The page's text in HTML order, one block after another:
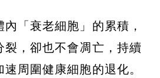
「衰老細胞」的累積，
裂，卻也不會凋亡，持續
周圍健康細胞的退化。